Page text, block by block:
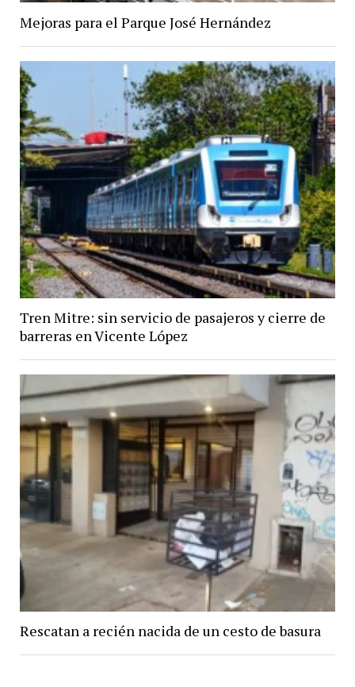
Mejoras para el Parque José Hernández
Tren Mitre: sin servicio de pasajeros y cierre de
barreras en Vicente López
Rescatan a recién nacida de un cesto de basura